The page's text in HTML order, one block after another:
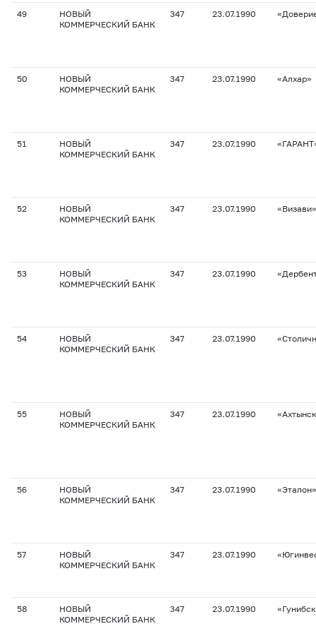
49
НОВЫЙ
КОММЕРЧЕСКИЙ БАНК
347 23.07.1990
50
НОВЫЙ
КОММЕРЧЕСКИЙ БАНК
347 23.07.1990 «Алхар»
51
НОВЫЙ
КОММЕРЧЕСКИЙ БАНК
347 23.07.1990
52
НОВЫЙ
КОММЕРЧЕСКИЙ БАНК
347 23.07.1990 «Визави»
53
НОВЫЙ
КОММЕРЧЕСКИЙ БАНК
347 23.07.1990
54
НОВЫЙ
КОММЕРЧЕСКИЙ БАНК
347 23.07.1990
55
НОВЫЙ
КОММЕРЧЕСКИЙ БАНК
347 23.07.1990
56
НОВЫЙ
КОММЕРЧЕСКИЙ БАНК
347 23.07.1990 «Эталон»
57
НОВЫЙ
КОММЕРЧЕСКИЙ БАНК
347 23.07.1990
58
НОВЫЙ
КОММЕРЧЕСКИЙ БАНК
347 23.07.1990